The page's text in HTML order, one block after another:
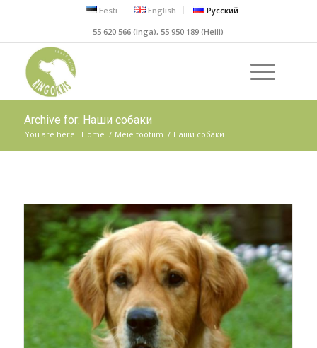
Eesti English
Русский
55 620 566 (Inga), 55 950 189 (Heili)
Archive for: Наши собаки
You are here: Home / Meie töötiim / Наши собаки